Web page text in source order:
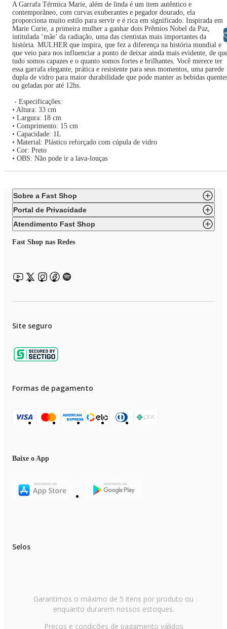
A Garrafa Térmica Marie, além de linda é um item autêntico e
contemporâneo, com curvas exuberantes e pegador dourado, ela
proporciona muito estilo para servir e é rica em significado. Inspirada em
Marie Curie, a primeira mulher a ganhar dois Prêmios Nobel da Paz,
intitulada ‘mãe’ da radiação, uma das cientistas mais importantes da
história. MULHER que inspira, que fez a diferença na história mundial e
que veio para nos influenciar a ponto de deixar ainda mais evidente, de
tudo somos capazes e o quanto somos fortes e brilhantes. Você merece ter
essa garrafa elegante, prática e resistente para seus momentos, uma parede
dupla de vidro para maior durabilidade que pode manter as bebidas
ou geladas por até 12hs.
- Especificações:
• Altura: 33 cm
• Largura: 18 cm
• Comprimento: 15 cm
• Capacidade: 1L
• Material: Plástico reforçado com cúpula de vidro
• Cor: Preto
• OBS: Não pode ir a lava-louças
Sobre a Fast Shop
Portal de Privacidade
Atendimento Fast Shop
Fast Shop nas Redes
Site seguro
Formas de pagamento
Baixe o App
Selos
Garantimos o máximo de 5 itens por produto ou
enquanto durarem nossos estoques.
Preços e condições de pagamento válidos
Libras